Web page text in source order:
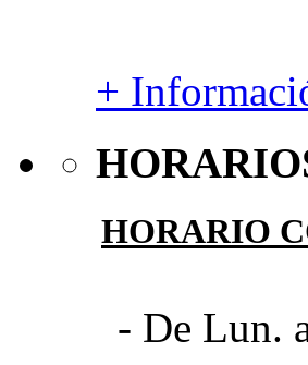
+
HORARIO
- De Lun.